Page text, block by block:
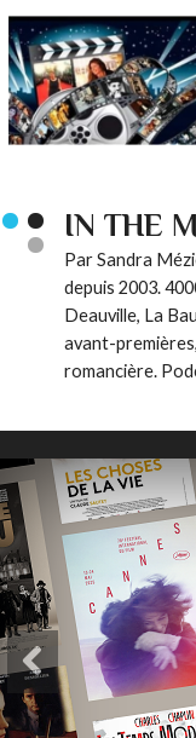
IN THE
Par Sandra
depuis 2003.
Deauville, La
avant-
romancière.